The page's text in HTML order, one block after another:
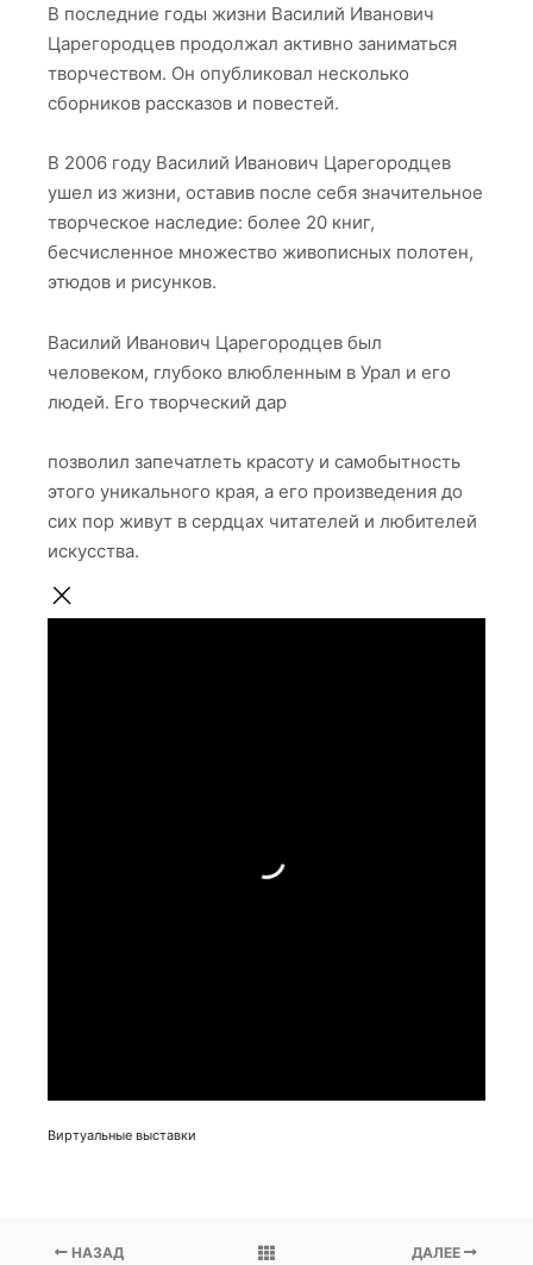
В последние годы жизни Василий Иванович
Царегородцев продолжал активно заниматься
творчеством. Он опубликовал несколько
сборников рассказов и повестей.
В 2006 году Василий Иванович Царегородцев
ушел из жизни, оставив после себя значительное
творческое наследие: более 20 книг,
бесчисленное множество живописных полотен,
этюдов и рисунков.
Василий Иванович Царегородцев был
человеком, глубоко влюбленным в Урал и его
людей. Его творческий дар
позволил запечатлеть красоту и самобытность
этого уникального края, а его произведения до
сих пор живут в сердцах читателей и любителей
искусства.
Виртуальные выставки
НАЗАД ДАЛЕЕ